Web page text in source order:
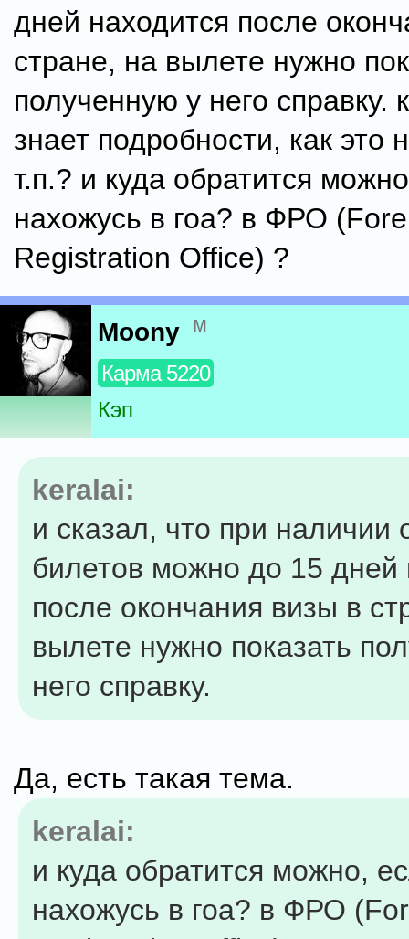
дней находится после
стране, на вылете нужно
полученную у него справку.
знает подробности, как это
т.п.? и куда обратится
нахожусь в гоа? в ФРО
Registration Office) ?
Moony м
Карма 5220
Кэп
keralai:
и сказал, что при наличии
билетов можно до 15 дней
после окончания визы в
вылете нужно показать
него справку.
Да, есть такая тема.
keralai:
и куда обратится можно,
нахожусь в гоа? в ФРО